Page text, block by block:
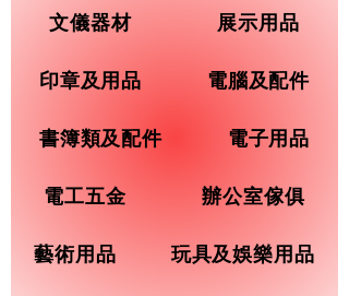
文儀器材 展示用品
印章及用品 電腦及配件
書簿類及配件 電子用品
電工五金 辦公室傢俱
藝術用品 玩具及娛樂用品